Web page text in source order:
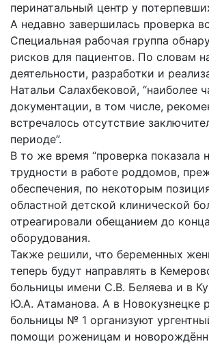
перинатальный центр у
А недавно завершилась проверка
Специальная рабочая группа
рисков для пациентов. По словам
деятельности, разработки и
Натальи Салахбековой, “наиболее
документации, в том числе,
встречалось отсутствие
периоде”.
В то же время “проверка показала
трудности в работе роддомов,
обеспечения, по некоторым
областной детской клинической
отреагировали обещанием до
оборудования.
Также решили, что беременных
теперь будут направлять в
больницы имени С.В. Беляева и в
Ю.А. Атаманова. А в Новокузнецке
больницы № 1 организуют
помощи роженицам и